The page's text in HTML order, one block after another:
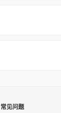
常见问题